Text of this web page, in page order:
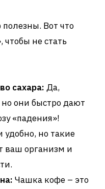
Вот что
чтобы не стать
сахара: Да,
но они быстро дают
«падения»!
удобно, но такие
ваш организм и
Чашка кофе – это